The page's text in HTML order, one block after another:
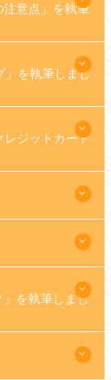
注意点」を執筆
」を執筆しまし
ジットカード
」を執筆しまし